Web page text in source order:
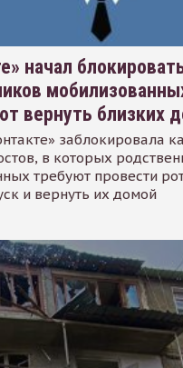
начал
вернуть близких
заблокировала
в которых
требуют провести
и вернуть их домой